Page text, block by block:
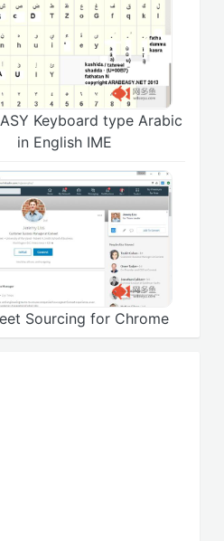
Keyboard type Arabic
in English IME
Sourcing for Chrome